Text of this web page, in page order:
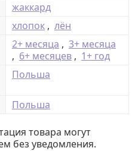
жаккард
хлопок , лён
2+ месяца , 3+ месяца
, 6+ месяцев , 1+ год
Польша
Польша
товара могут
без уведомления.